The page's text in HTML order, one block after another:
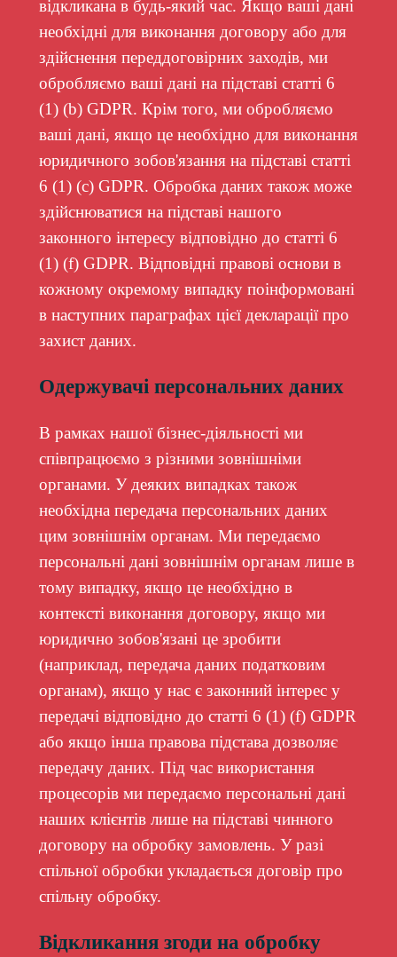
відкликана в будь-який час. Якщо ваші дані
необхідні для виконання договору або для
здійснення переддоговірних заходів, ми
обробляємо ваші дані на підставі статті 6
(1) (b) GDPR. Крім того, ми обробляємо
ваші дані, якщо це необхідно для виконання
юридичного зобов'язання на підставі статті
6 (1) (c) GDPR. Обробка даних також може
здійснюватися на підставі нашого
законного інтересу відповідно до статті 6
(1) (f) GDPR. Відповідні правові основи в
кожному окремому випадку поінформовані
в наступних параграфах цієї декларації про
захист даних.
Одержувачі персональних даних
В рамках нашої бізнес-діяльності ми
співпрацюємо з різними зовнішніми
органами. У деяких випадках також
необхідна передача персональних даних
цим зовнішнім органам. Ми передаємо
персональні дані зовнішнім органам лише в
тому випадку, якщо це необхідно в
контексті виконання договору, якщо ми
юридично зобов'язані це зробити
(наприклад, передача даних податковим
органам), якщо у нас є законний інтерес у
передачі відповідно до статті 6 (1) (f) GDPR
або якщо інша правова підстава дозволяє
передачу даних. Під час використання
процесорів ми передаємо персональні дані
наших клієнтів лише на підставі чинного
договору на обробку замовлень. У разі
спільної обробки укладається договір про
спільну обробку.
Відкликання згоди на обробку